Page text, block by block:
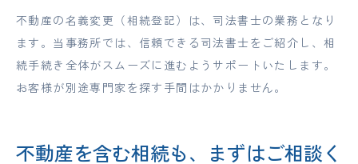
不動産の名義変更（相続登記）は、司法書士の業務となり
ます。当事務所では、信頼できる司法書士をご紹介し、相
続手続き全体がスムーズに進むようサポートいたします。
お客様が別途専門家を探す手間はかかりません。
不動産を含む相続も、まずはご相談く